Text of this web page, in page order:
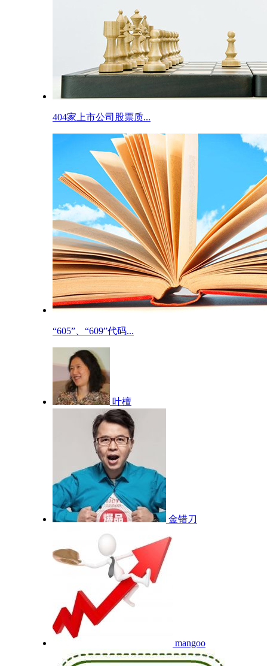
404家上市公司股票质...
“605”、“609”代码...
叶檀
金错刀
mangoo